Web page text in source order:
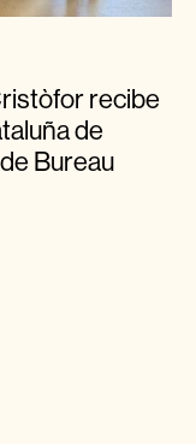
recibe
de
Bureau